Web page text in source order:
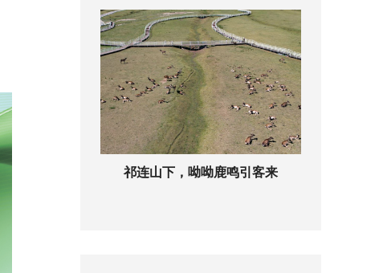
祁连山下，呦呦鹿鸣引客来